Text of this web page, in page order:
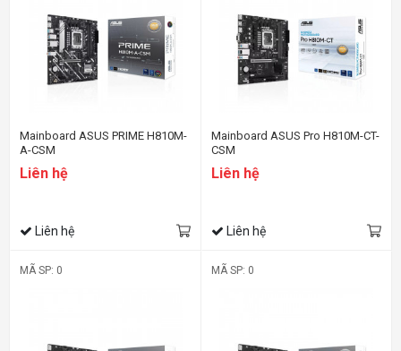
Mainboard ASUS PRIME H810M-
A-CSM
Liên hệ
Liên hệ
Mainboard ASUS Pro H810M-CT-
CSM
Liên hệ
Liên hệ
MÃ SP: 0 MÃ SP: 0